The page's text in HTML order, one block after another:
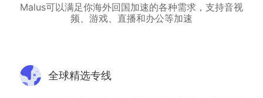
Malus可以满足你海外回国加速的各种需求，支持音视
频、游戏、直播和办公等加速
全球精选专线